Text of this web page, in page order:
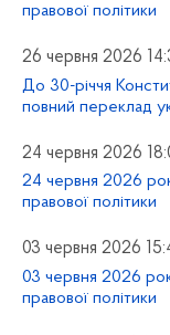
правової політики
26 червня 2026
До 30-річчя
повний переклад
24 червня 2026
24 червня 2026
правової політики
03 червня 2026
03 червня 2026
правової політики